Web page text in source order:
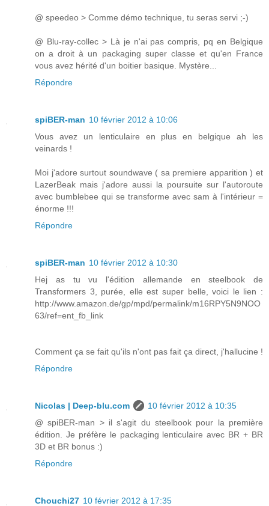
@ speedeo > Comme démo technique, tu seras servi ;-)
@ Blu-ray-collec > Là je n'ai pas compris, pq en Belgique
on a droit à un packaging super classe et qu'en France
vous avez hérité d'un boitier basique. Mystère...
Répondre
spiBER-man 10 février 2012 à 10:06
Vous avez un lenticulaire en plus en belgique ah les
veinards !
Moi j'adore surtout soundwave ( sa premiere apparition ) et
LazerBeak mais j'adore aussi la poursuite sur l'autoroute
avec bumblebee qui se transforme avec sam à l'intérieur =
énorme !!!
Répondre
spiBER-man 10 février 2012 à 10:30
Hej as tu vu l'édition allemande en steelbook de
Transformers 3, purée, elle est super belle, voici le lien :
http://www.amazon.de/gp/mpd/permalink/m16RPY5N9NOO
63/ref=ent_fb_link
Comment ça se fait qu'ils n'ont pas fait ça direct, j'hallucine !
Répondre
Nicolas | Deep-blu.com
10 février 2012 à 10:35
@ spiBER-man > il s'agit du steelbook pour la première
édition. Je préfère le packaging lenticulaire avec BR + BR
3D et BR bonus :)
Répondre
Chouchi27 10 février 2012 à 17:35